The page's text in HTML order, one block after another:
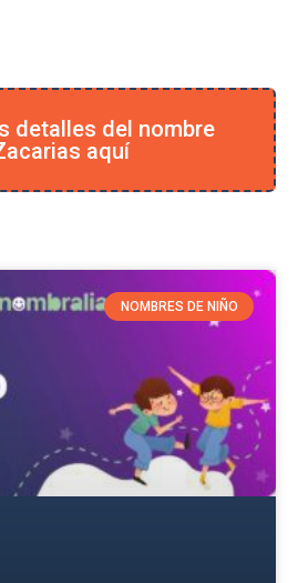
detalles del nombre
aquí
NOMBRES DE NIÑO